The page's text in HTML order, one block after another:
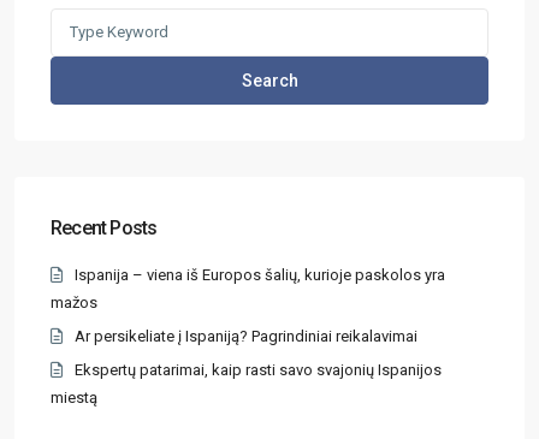
Search
Recent Posts
Ispanija – viena iš Europos šalių, kurioje paskolos yra
mažos
Ar persikeliate į Ispaniją? Pagrindiniai reikalavimai
Ekspertų patarimai, kaip rasti savo svajonių Ispanijos
miestą